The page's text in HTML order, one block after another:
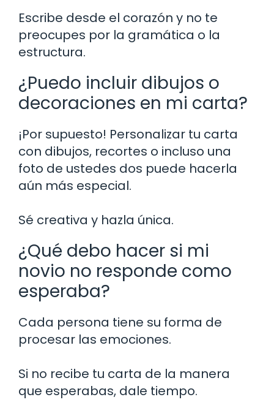
Escribe desde el corazón y no te
preocupes por la gramática o la
estructura.
¿Puedo incluir dibujos o
decoraciones en mi carta?
¡Por supuesto! Personalizar tu carta
con dibujos, recortes o incluso una
foto de ustedes dos puede hacerla
aún más especial.
Sé creativa y hazla única.
¿Qué debo hacer si mi
novio no responde como
esperaba?
Cada persona tiene su forma de
procesar las emociones.
Si no recibe tu carta de la manera
que esperabas, dale tiempo.